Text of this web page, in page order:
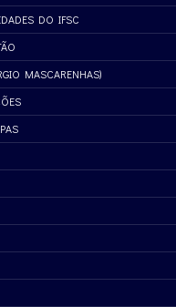
DO IFSC
MASCARENHAS)